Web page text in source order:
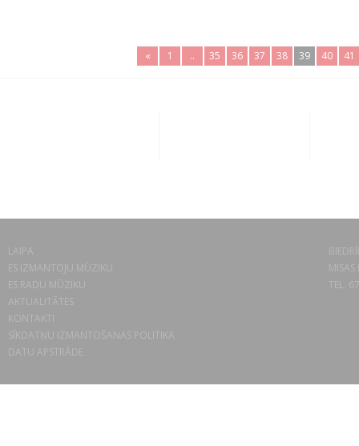
« 1 .. 35 36 37 38 39 40 41
LAIPA
ES IZMANTOJU MŪZIKU
ES RADU MŪZIKU
AKTUALITĀTES
KONTAKTI
SĪKDATŅU IZMANTOŠANAS POLITIKA
DATU APSTRĀDE
TEL.